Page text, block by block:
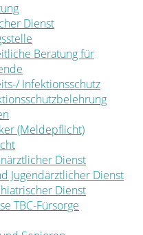
Dienst
Beratung für
Infektionsschutz
(Meldepflicht)
Dienst
Jugendärztlicher Dienst
Dienst
TBC-Fürsorge